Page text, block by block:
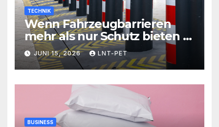
TECHNIK
Wenn Fahrzeugbarrieren
mehr als nur Schutz bieten –
Sicherheit neu definiert
JUNI 15, 2026 LNT-PET
BUSINESS